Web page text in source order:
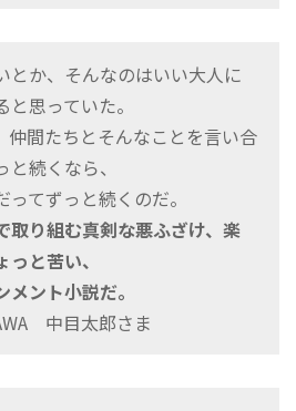
とか、そんなのはいい大人に
思っていた。
仲間たちとそんなことを言い合
続くなら、
てずっと続くのだ。
取り組む真剣な悪ふざけ、楽
と苦い、
ント小説だ。
中目太郎さま